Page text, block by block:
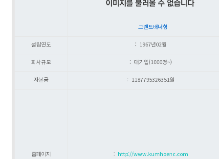
그랜드배너형
설립연도 : 1967년02월
회사규모 : 대기업(1000명~)
자본금 : 1187795326351원
홈페이지 : http://www.kumhoenc.com